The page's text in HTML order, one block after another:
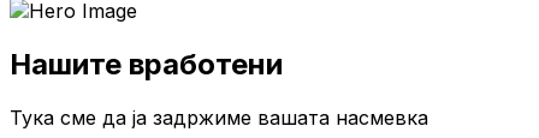
Нашите вработени
Тука сме да ја задржиме вашата насмевка